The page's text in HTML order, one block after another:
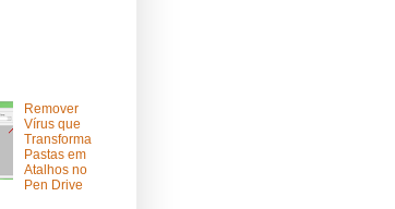
Remover
Vírus que
Transforma
Pastas em
Atalhos no
Pen Drive